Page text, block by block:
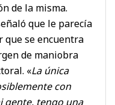
de la misma.
que le parecía
que se encuentra
de maniobra
«La única
con
gente, tengo una